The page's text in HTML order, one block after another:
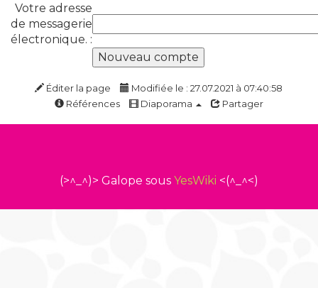
Votre adresse
de messagerie
électronique. :
Éditer la page
Modifiée le : 27.07.2021 à 07:40:58
Références
Diaporama Partager
(>^_^)> Galope sous YesWiki <(^_^<)